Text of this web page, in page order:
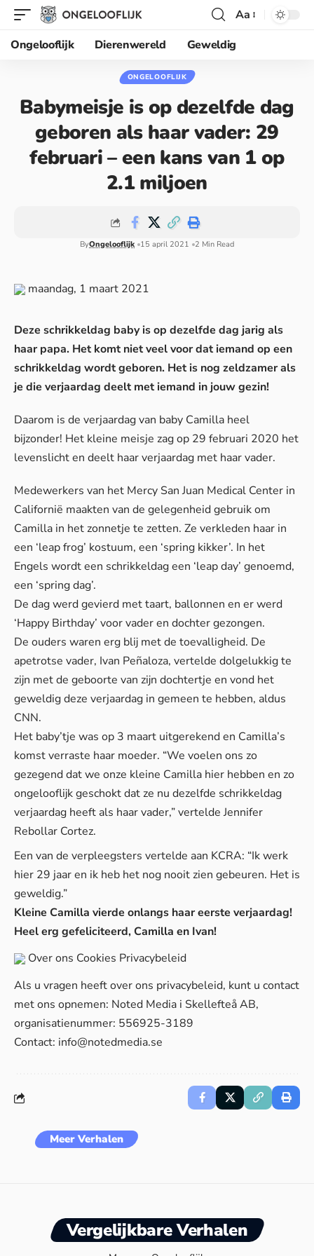
Aa
Ongelooflijk
Dierenwereld Geweldig
ONGELOOFLIJK
Babymeisje is op dezelfde dag
geboren als haar vader: 29
februari – een kans van 1 op
2.1 miljoen
ByOngelooflijk 15 april 2021 2 Min Read
maandag, 1 maart 2021
Deze schrikkeldag baby is op dezelfde dag jarig als
haar papa. Het komt niet veel voor dat iemand op een
schrikkeldag wordt geboren. Het is nog zeldzamer als
je die verjaardag deelt met iemand in jouw gezin!
Daarom is de verjaardag van baby Camilla heel
bijzonder! Het kleine meisje zag op 29 februari 2020 het
levenslicht en deelt haar verjaardag met haar vader.
Medewerkers van het Mercy San Juan Medical Center in
Californië maakten van de gelegenheid gebruik om
Camilla in het zonnetje te zetten. Ze verkleden haar in
een ‘leap frog’ kostuum, een ‘spring kikker’. In het
Engels wordt een schrikkeldag een ‘leap day’ genoemd,
een ‘spring dag’.
De dag werd gevierd met taart, ballonnen en er werd
‘Happy Birthday’ voor vader en dochter gezongen.
De ouders waren erg blij met de toevalligheid. De
apetrotse vader, Ivan Peñaloza, vertelde dolgelukkig te
zijn met de geboorte van zijn dochtertje en vond het
geweldig deze verjaardag in gemeen te hebben, aldus
CNN.
Het baby’tje was op 3 maart uitgerekend en Camilla’s
komst verraste haar moeder. “We voelen ons zo
gezegend dat we onze kleine Camilla hier hebben en zo
ongelooflijk geschokt dat ze nu dezelfde schrikkeldag
verjaardag heeft als haar vader,” vertelde Jennifer
Rebollar Cortez.
Een van de verpleegsters vertelde aan KCRA: “Ik werk
hier 29 jaar en ik heb het nog nooit zien gebeuren. Het is
geweldig.”
Kleine Camilla vierde onlangs haar eerste verjaardag!
Heel erg gefeliciteerd, Camilla en Ivan!
Over ons Cookies Privacybeleid
Als u vragen heeft over ons privacybeleid, kunt u contact
met ons opnemen: Noted Media i Skellefteå AB,
organisatienummer: 556925-3189
Contact: info@notedmedia.se
Meer Verhalen
Vergelijkbare Verhalen